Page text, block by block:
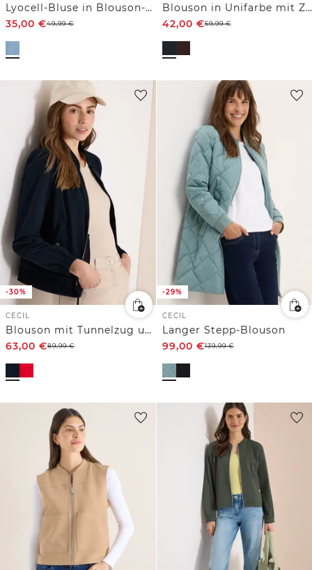
Lyocell-Bluse in Blouson-Optik
35,00 €49,99€
Blouson in Unifarbe mit Zipper
42,00 €59,99€
-30%
CECIL
Blouson mit Tunnelzug und Mesh-Details
63,00 €89,99€
-29%
CECIL
Langer Stepp-Blouson
99,00 €139,99€